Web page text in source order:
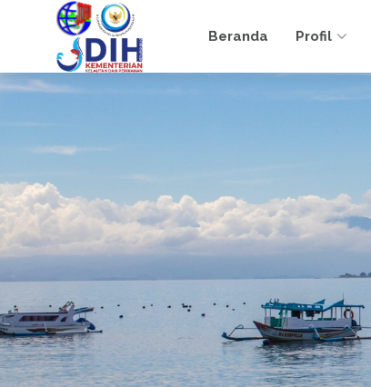
Beranda Profil